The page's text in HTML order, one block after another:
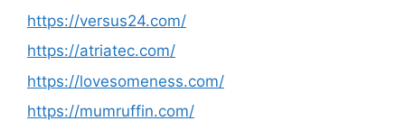
https://versus24.com/
https://atriatec.com/
https://lovesomeness.com/
https://mumruffin.com/